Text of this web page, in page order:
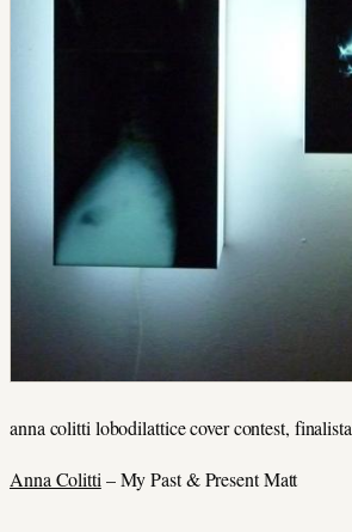
anna colitti lobodilattice cover contest, finalista
Anna Colitti – My Past & Present Matt